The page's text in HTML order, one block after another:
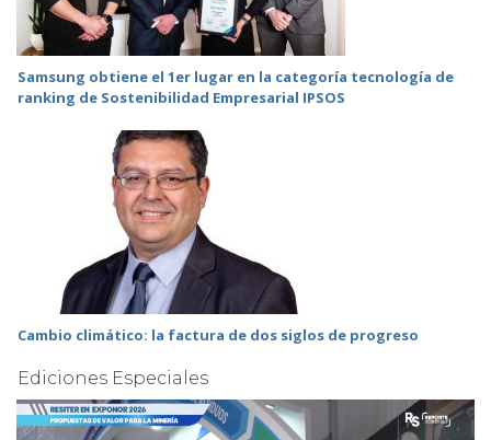
Samsung obtiene el 1er lugar en la categoría tecnología de
ranking de Sostenibilidad Empresarial IPSOS
Cambio climático: la factura de dos siglos de progreso
Ediciones Especiales